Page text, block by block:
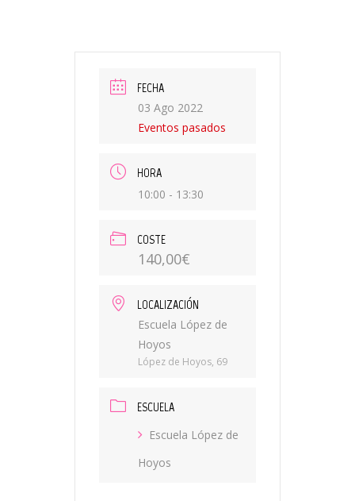
FECHA
03 Ago 2022
Eventos pasados
HORA
10:00 - 13:30
COSTE
140,00€
LOCALIZACIÓN
Escuela López de
Hoyos
López de Hoyos, 69
ESCUELA
Escuela López de
Hoyos